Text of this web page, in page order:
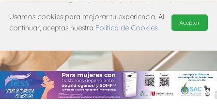
* Esta información fue tomada de Laboratorio
Farmacéutico Edifarm (ISBN: 9798281009201)
MANUAL DE USUARIO
POLÍTICA DE PRIVACIDAD
POLÍTICA DE COOKIES
Usamos cookies para mejorar tu experiencia. Al
continuar, aceptas nuestra Política de Cookies.
Aceptar